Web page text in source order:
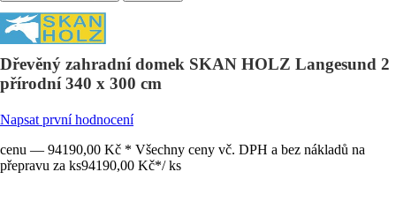
Dřevěný zahradní domek SKAN HOLZ Langesund 2
přírodní 340 x 300 cm
Napsat první hodnocení
cenu — 94190,00 Kč * Všechny ceny vč. DPH a bez nákladů na
přepravu za ks94190,00 Kč*/ ks